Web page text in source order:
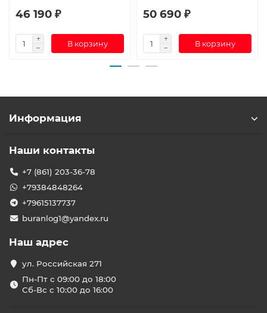
46 190 ₽
В корзину
50 690 ₽
В корзину
Информация
Наши контакты
+7 (861) 203-36-78
+79384848264
+79615137737
buranlog1@yandex.ru
Наш адрес
ул. Российская 271
Пн-Пт с 09:00 до 18:00
Сб-Вс с 10:00 до 16:00